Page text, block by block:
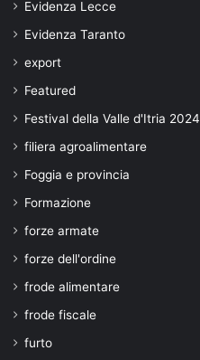
Evidenza Lecce
Evidenza Taranto
export
Featured
Festival della Valle d'Itria 2024
filiera agroalimentare
Foggia e provincia
Formazione
forze armate
forze dell'ordine
frode alimentare
frode fiscale
furto